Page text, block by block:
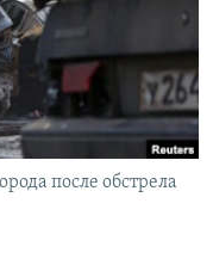
после обстрела